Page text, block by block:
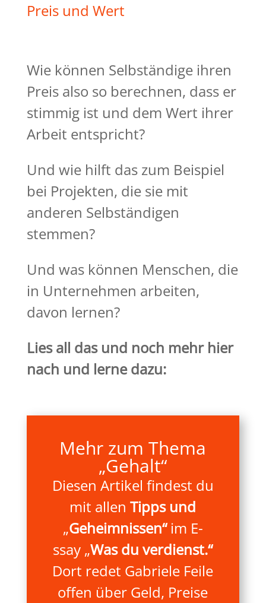
Preis und Wert
Wie können Selbständige ihren
Preis also so berechnen, dass er
stimmig ist und dem Wert ihrer
Arbeit entspricht?
Und wie hilft das zum Beispiel
bei Projekten, die sie mit
anderen Selbständigen
stemmen?
Und was können Menschen, die
in Unternehmen arbeiten,
davon lernen?
Lies all das und noch mehr hier
nach und lerne dazu:
Mehr zum Thema
„Gehalt“
Diesen Artikel findest du
mit allenTipps und
„Geheimnissen“im E-
ssay „Was du verdienst.“
Dort redet Gabriele Feile
offen über Geld, Preise